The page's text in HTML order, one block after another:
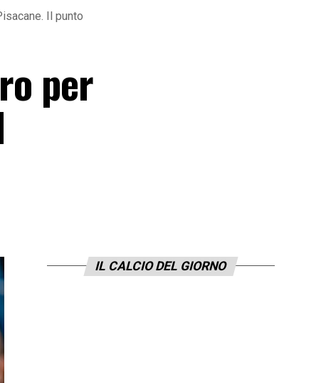
Il punto
per
IL CALCIO DEL GIORNO